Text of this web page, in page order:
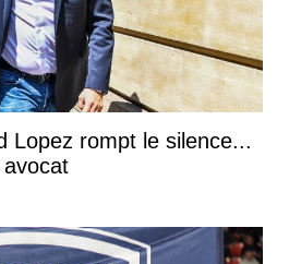
Lopez rompt le silence...